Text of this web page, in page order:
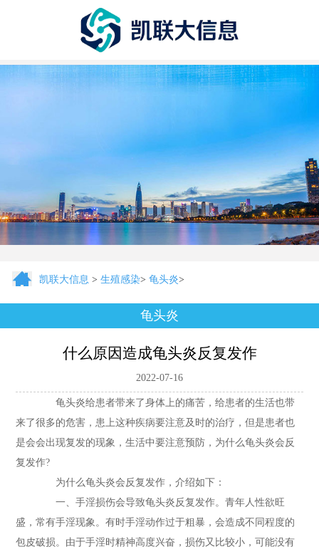
凯联大信息 > 生殖感染> 龟头炎>
龟头炎
什么原因造成龟头炎反复发作
2022-07-16
龟头炎给患者带来了身体上的痛苦，给患者的生活也带
来了很多的危害，患上这种疾病要注意及时的治疗，但是患者也
是会会出现复发的现象，生活中要注意预防，为什么龟头炎会反
复发作?
为什么龟头炎会反复发作，介绍如下：
一、手淫损伤会导致龟头炎反复发作。青年人性欲旺
盛，常有手淫现象。有时手淫动作过于粗暴，会造成不同程度的
包皮破损。由于手淫时精神高度兴奋，损伤又比较小，可能没有